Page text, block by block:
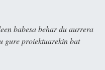
babesa behar du aurrera
gure proiektuarekin bat